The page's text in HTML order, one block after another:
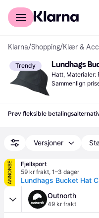
For kunder
Klarna/Shopping/Klær &
Trendy Lundhags
Hatt, Materialer:
Sammenlign
Prøv fleksible
Versjoner
ANNONSE
Fjellsport
59 kr frakt, 1–3 dager
Lundhags Bucket Hat
Outnorth
49 kr frakt